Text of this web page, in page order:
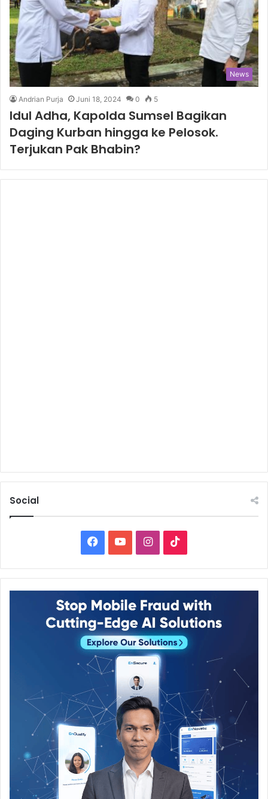
News
Andrian Purja Juni 18, 2024 0 5
Idul Adha, Kapolda Sumsel Bagikan
Daging Kurban hingga ke Pelosok.
Terjukan Pak Bhabin?
Social
Facebook
YouTubeInstagram